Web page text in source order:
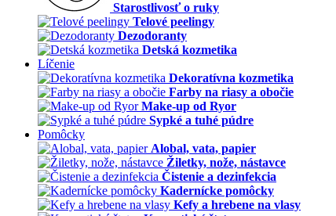
Starostlivosť o ruky
Telové peelingy
Dezodoranty
Detská kozmetika
Líčenie
Dekoratívna kozmetika
Farby na riasy a obočie
Make-up od Ryor
Sypké a tuhé púdre
Pomôcky
Alobal, vata, papier
Žiletky, nože, nástavce
Čistenie a dezinfekcia
Kadernícke pomôcky
Kefy a hrebene na vlasy